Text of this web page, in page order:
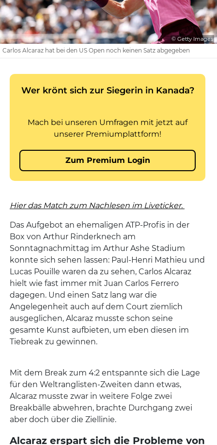
© Getty Images
Carlos Alcaraz hat bei den US Open noch keinen Satz abgegeben
Hier das Match zum Nachlesen im Liveticker.
Das Aufgebot an ehemaligen ATP-Profis in der
Box von Arthur Rinderknech am
Sonntagnachmittag im Arthur Ashe Stadium
konnte sich sehen lassen: Paul-Henri Mathieu und
Lucas Pouille waren da zu sehen, Carlos Alcaraz
hielt wie fast immer mit Juan Carlos Ferrero
dagegen. Und einen Satz lang war die
Angelegenheit auch auf dem Court ziemlich
ausgeglichen, Alcaraz musste schon seine
gesamte Kunst aufbieten, um eben diesen im
Tiebreak zu gewinnen.
Mit dem Break zum 4:2 entspannte sich die Lage
für den Weltranglisten-Zweiten dann etwas,
Alcaraz musste zwar in weitere Folge zwei
Breakbälle abwehren, brachte Durchgang zwei
aber doch über die Ziellinie.
Alcaraz erspart sich die Probleme von